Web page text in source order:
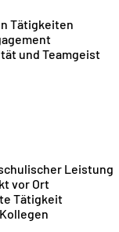
Tätigkeiten
und Teamgeist
Leistung
vor Ort
Tätigkeit